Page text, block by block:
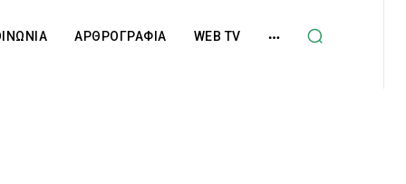
ΑΡΘΡΟΓΡΑΦΙΑ WEB TV